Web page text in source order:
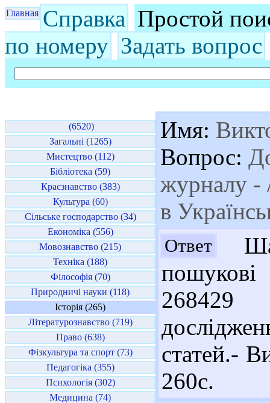
Главная Справка Простой
по номеру Задать вопрос
(6520)
Загальні (1265)
Мистецтво (112)
Бібліотека (59)
Краєзнавство (383)
Культура (60)
Сільське господарство (34)
Економіка (556)
Мовознавство (215)
Техніка (188)
Філософія (70)
Природничі науки (118)
Історія (265)
Літературознавство (719)
Право (638)
Фізкультура та спорт (73)
Педагогіка (355)
Психологія (302)
Медицина (74)
Имя:
Вопрос:
журналу -
в
Ответ
268429
статей.-
260с.